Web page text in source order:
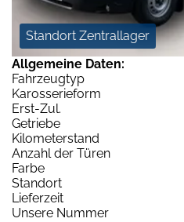
Standort Zentrallager
Allgemeine Daten:
Fahrzeugtyp
Karosserieform
Erst-Zul.
Getriebe
Kilometerstand
Anzahl der Türen
Farbe
Standort
Lieferzeit
Unsere Nummer